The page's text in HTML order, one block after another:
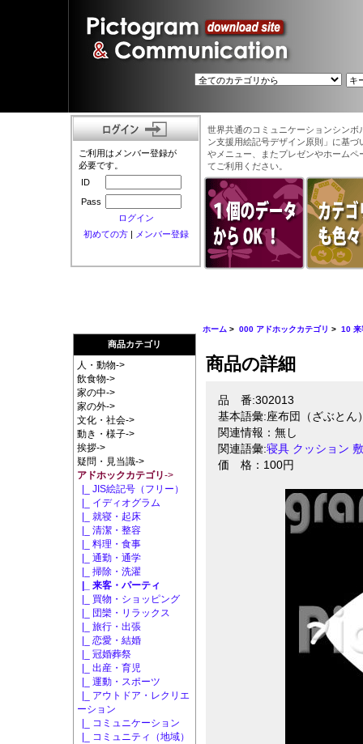
ご利用はメンバー登録が
必要です。
ID
Pass
ログイン
初めての方| メンバー登録
世界共通のコミュニケーションシン
ン支援用絵記号デザイン原則」に基
やメニュー、またプレゼンやホーム
てご利用ください。
商品カテゴリ
人・動物->
飲食物->
家の中->
家の外->
文化・社会->
動き・様子->
挨拶->
疑問・見当識->
アドホックカテゴリ->
|_ JIS絵記号（フリー）
|_ イディオグラム
|_ 就寝・起床
|_ 清潔・整容
|_ 料理・食事
|_ 通勤・通学
|_ 掃除・洗濯
|_ 来客・パーティ
|_ 買物・ショッピング
|_ 団欒・リラックス
|_ 旅行・出張
|_ 恋愛・結婚
|_ 冠婚葬祭
|_ 出産・育児
|_ 運動・スポーツ
|_ アウトドア・レクリエ
ーション
|_ コミュニケーション
|_ コミュニティ（地域）
ホーム >000 アドホックカテゴリ >10 来
商品の詳細
品 番:302013
基本語彙:座布団（ざぶとん
関連情報：無し
関連語彙:寝具 クッション
価 格：100円